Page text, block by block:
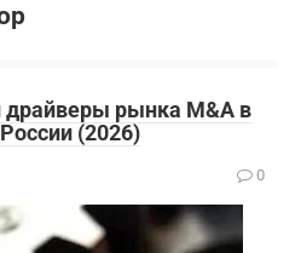
драйверы рынка M&A в
(2026)
0